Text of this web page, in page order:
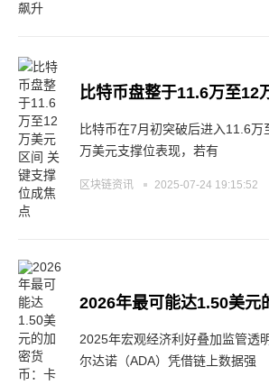
比特币盘整于11.6万至12
比特币在7月初突破后进入11.6
万美元支撑位表现，若有
区块链资讯 2025-07-24 19:15:52
2026年最可能达1.50美元
2025年宏观经济利好叠加监管透
尔达诺（ADA）凭借链上数据强